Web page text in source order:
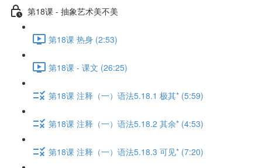
第18课 - 抽象艺术美不美
第18课 热身 (2:53)
第18课 - 课文 (26:25)
第18课 注释（一）语法5.18.1 极其* (5:59)
第18课 注释（一）语法5.18.2 其余* (4:53)
第18课 注释（一）语法5.18.3 可见* (7:20)